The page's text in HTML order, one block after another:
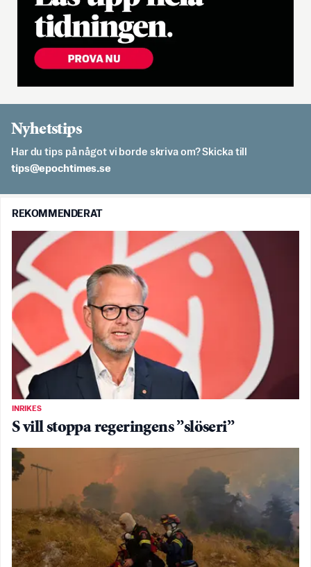
Nyhetstips
Har du tips på något vi borde skriva om? Skicka till
es.semithcope@spit
REKOMMENDERAT
INRIKES
S vill stoppa regeringens ”slöseri”